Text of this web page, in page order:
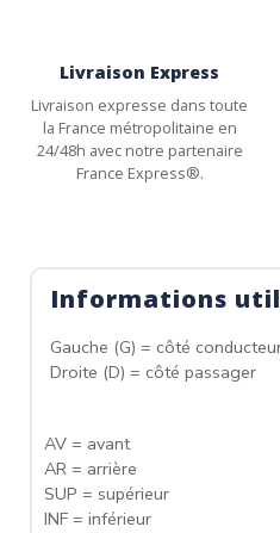
Livraison Express
Livraison expresse dans toute
la France métropolitaine en
24/48h avec notre partenaire
France Express®.
Informations
Gauche (G) = côté
Droite (D) = côté passager
AV = avant
AR = arrière
SUP = supérieur
INF = inférieur